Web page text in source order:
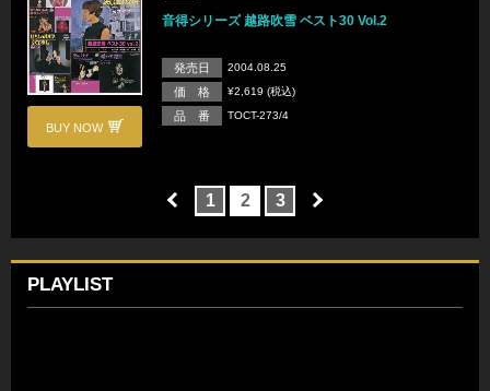
BUY NOW
音得シリーズ 越路吹雪 ベスト30 Vol.2
発売日 2004.08.25
価 格 ¥2,619 (税込)
品 番 TOCT-273/4
1 2 3
PLAYLIST